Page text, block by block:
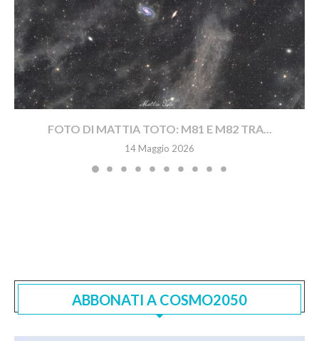
FOTO DI MATTIA TOTO: M81 E M82 TRA...
14 Maggio 2026
ABBONATI A COSMO2050